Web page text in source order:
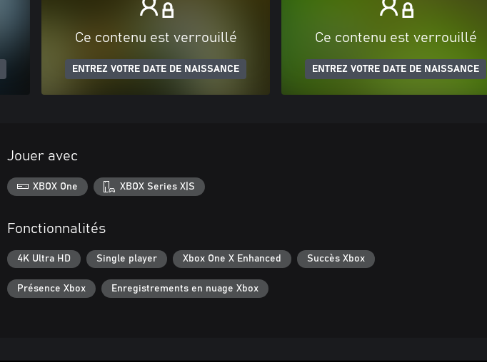
Ce contenu est verrouillé
ENTREZ VOTRE DATE DE NAISSANCE
Ce contenu est verrouillé
ENTREZ VOTRE DATE DE NAISSANCE
Jouer avec
XBOX One XBOX Series X|S
Fonctionnalités
4K Ultra HD Single player Xbox One X Enhanced Succès Xbox
Présence Xbox Enregistrements en nuage Xbox